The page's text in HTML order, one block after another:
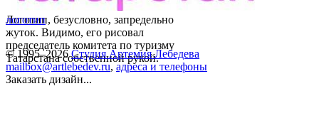
Логотип, безусловно, запредельно
жуток. Видимо, его рисовал
председатель комитета по туризму
Татарстана собственной рукой.
логотип
© 1995–2026 Студия Артемия Лебедева
mailbox@artlebedev.ru, адреса и телефоны
Заказать дизайн...